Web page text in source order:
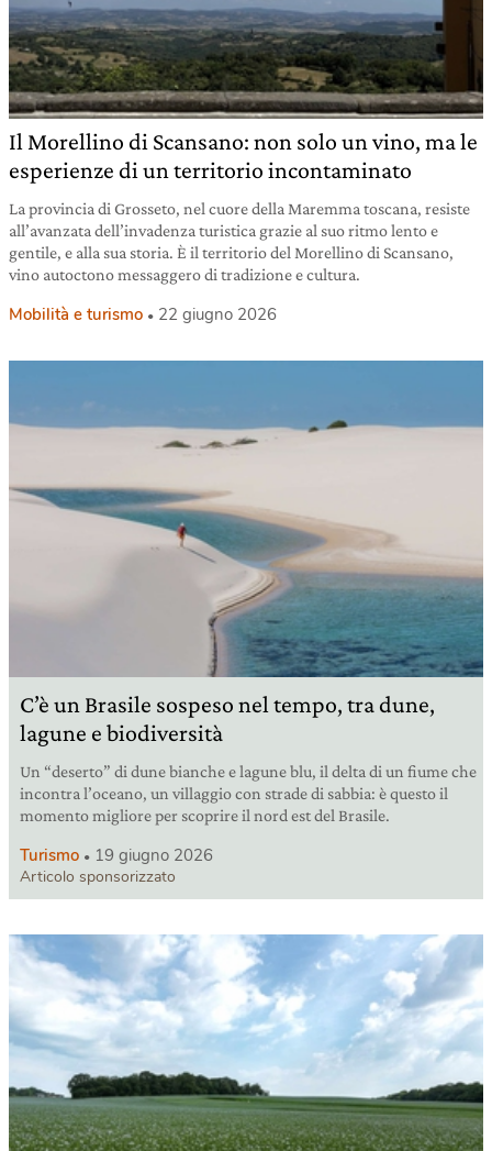
Il Morellino di Scansano: non solo un vino, ma le
esperienze di un territorio incontaminato
La provincia di Grosseto, nel cuore della Maremma toscana, resiste
all’avanzata dell’invadenza turistica grazie al suo ritmo lento e
gentile, e alla sua storia. È il territorio del Morellino di Scansano,
vino autoctono messaggero di tradizione e cultura.
Mobilità e turismo 22 giugno 2026
C’è un Brasile sospeso nel tempo, tra dune,
lagune e biodiversità
Un “deserto” di dune bianche e lagune blu, il delta di un fiume che
incontra l’oceano, un villaggio con strade di sabbia: è questo il
momento migliore per scoprire il nord est del Brasile.
Turismo 19 giugno 2026
Articolo sponsorizzato